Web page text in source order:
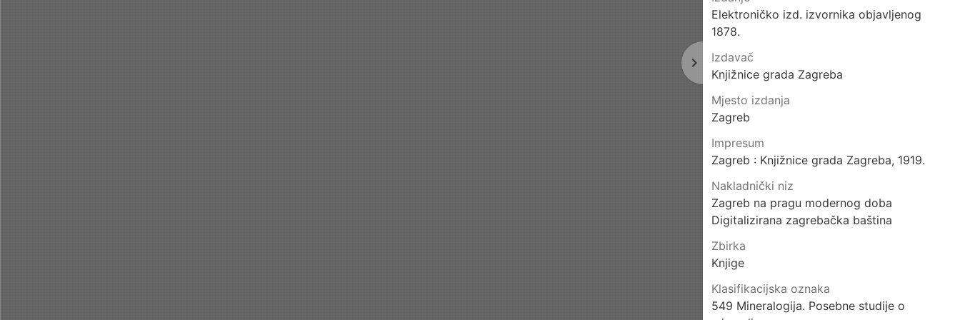
navigate_next
Sljedeća
stranica
Elektroničko izd. izvornika objavljenog
1878.
Izdavač
Knjižnice grada Zagreba
Mjesto izdanja
Zagreb
Impresum
Zagreb : Knjižnice grada Zagreba, 1919.
Nakladnički niz
Zagreb na pragu modernog doba
Digitalizirana zagrebačka baština
Zbirka
Knjige
Klasifikacijska oznaka
549 Mineralogija. Posebne studije o